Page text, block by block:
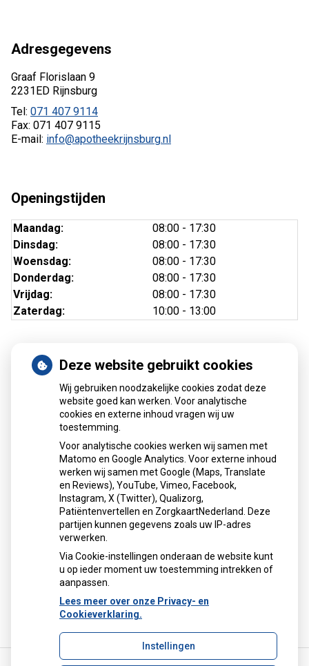
Adresgegevens
Graaf Florislaan 9
2231ED Rijnsburg
Tel: 071 407 9114
Fax: 071 407 9115
E-mail: info@apotheekrijnsburg.nl
Openingstijden
Maandag:
08:00 - 17:30
Dinsdag:
08:00 - 17:30
Woensdag:
08:00 - 17:30
Donderdag:
08:00 - 17:30
Vrijdag:
08:00 - 17:30
Zaterdag:
10:00 - 13:00
Nieuws
Sinds huisartsen afslankmedicijnen mogen voorschrijven,
neemt gebruik toe
Schurft sinds corona geen vergeten ziekte meer: aantal
uitbraken fors gestegen
Stoppen met afslankmedicijnen betekent zonder
leefstijlaanpassingen weer gewichtstoename
Kookadvies drinkwater in provincie Utrecht vanwege
besmetting
Terugroepactie babyvoeding Nestlé: bacterie kan baby’s
ziek maken
Deze website gebruikt cookies
Wij gebruiken noodzakelijke cookies zodat deze
website goed kan werken. Voor analytische
cookies en externe inhoud vragen wij uw
toestemming.
Voor analytische cookies werken wij samen met
Matomo en Google Analytics. Voor externe inhoud
werken wij samen met Google (Maps, Translate
en Reviews), YouTube, Vimeo, Facebook,
Instagram, X (Twitter), Qualizorg,
Patiëntenvertellen en ZorgkaartNederland. Deze
partijen kunnen gegevens zoals uw IP-adres
verwerken.
Via Cookie-instellingen onderaan de website kunt
u op ieder moment uw toestemming intrekken of
aanpassen.
Lees meer over onze Privacy- en
Cookieverklaring.
Instellingen